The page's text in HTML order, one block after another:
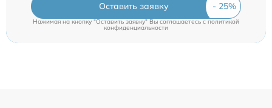
Оставить заявку
Нажимая на кнопку "Оставить заявку" Вы соглашаетесь c политикой
конфиденциальности